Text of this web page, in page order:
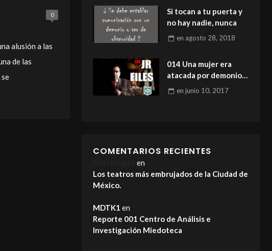
0
alusión a las
de las
Si tocan a tu puerta y
no hay nadie, nunca
en agosto 28, 2018
014 Una mujer era
atacada por demonios
Incubos
enjunio 10, 2017
COMENTARIOS RECIENTES
en
Los teatros más embrujados de la Ciudad de
México.
MDTK1 en
Reporte 001 Centro de Análisis e
Investigación Miedoteca